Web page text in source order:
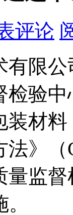
评论
有限
检验
装材
》（
监